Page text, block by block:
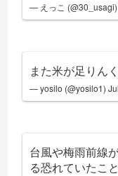
— えっこ
また米が足りん
— yosilo (@yosilo1)
台風や梅雨前線
る恐れていたこ